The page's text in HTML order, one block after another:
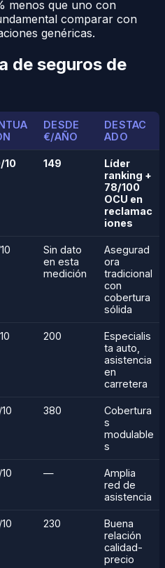
menos que uno con
comparar con
genéricas.
de seguros de
DESDE
€/AÑO
DESTAC
ADO
10 149
Líder
ranking +
78/100
OCU en
reclamac
iones
Sin dato
en esta
medición
Asegurad
ora
tradicional
con
cobertura
sólida
200
Especialis
ta auto,
asistencia
en
carretera
380
Cobertura
s
modulable
s
—
Amplia
red de
asistencia
230
Buena
relación
calidad-
precio